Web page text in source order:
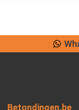
Betondingen.be